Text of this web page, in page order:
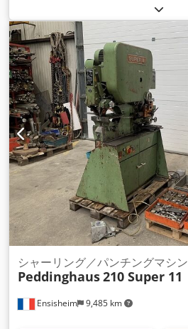
Ensisheim 9,485 km
シャーリング／パンチングマシン
Peddinghaus210 Super 11